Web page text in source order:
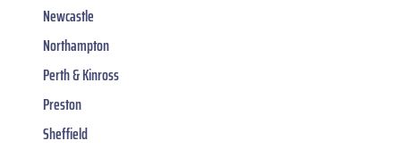
Newcastle
Northampton
Perth & Kinross
Preston
Sheffield